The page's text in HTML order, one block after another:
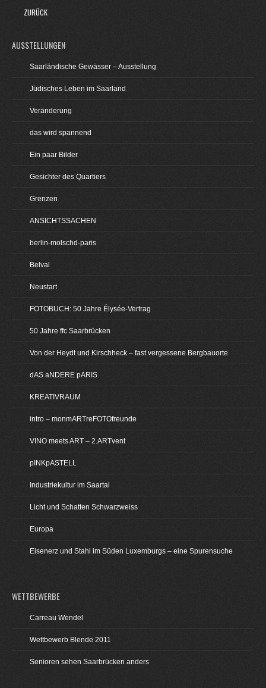
ZURÜCK
AUSSTELLUNGEN
Saarländische Gewässer – Ausstellung
Jüdisches Leben im Saarland
Veränderung
das wird spannend
Ein paar Bilder
Gesichter des Quartiers
Grenzen
ANSICHTSSACHEN
berlin-molschd-paris
Belval
Neustart
FOTOBUCH: 50 Jahre Élysée-Vertrag
50 Jahre ffc Saarbrücken
Von der Heydt und Kirschheck – fast vergessene Bergbauorte
dAS aNDERE pARIS
KREATIVRAUM
intro – monmARTreFOTOfreunde
VINO meets ART – 2.ARTvent
pINKpASTELL
Industriekultur im Saartal
Licht und Schatten Schwarzweiss
Europa
Eisenerz und Stahl im Süden Luxemburgs – eine Spurensuche
WETTBEWERBE
Carreau Wendel
Wettbewerb Blende 2011
Senioren sehen Saarbrücken anders